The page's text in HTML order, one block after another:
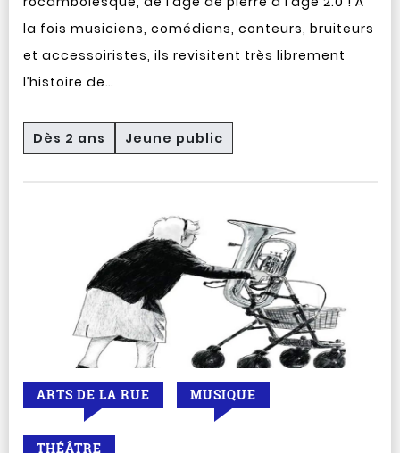
la fois musiciens, comédiens, conteurs, bruiteurs
et accessoiristes, ils revisitent très librement
l’histoire de…
Dès 2 ans Jeune public
ARTS DE LA RUE MUSIQUE
THÉÂTRE